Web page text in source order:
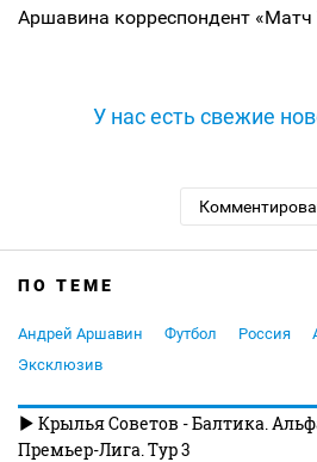
Аршавина корреспондент «Матч
У нас есть свежие
ПО ТЕМЕ
Андрей Аршавин Футбол Россия
Эксклюзив
Крылья Советов - Балтика.
Премьер-Лига. Тур 3